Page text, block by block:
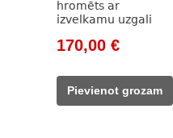
hromēts ar
izvelkamu uzgali
Original
was:
226,00 €.
170,00 €Current
170,00 €.
Pievienot grozam